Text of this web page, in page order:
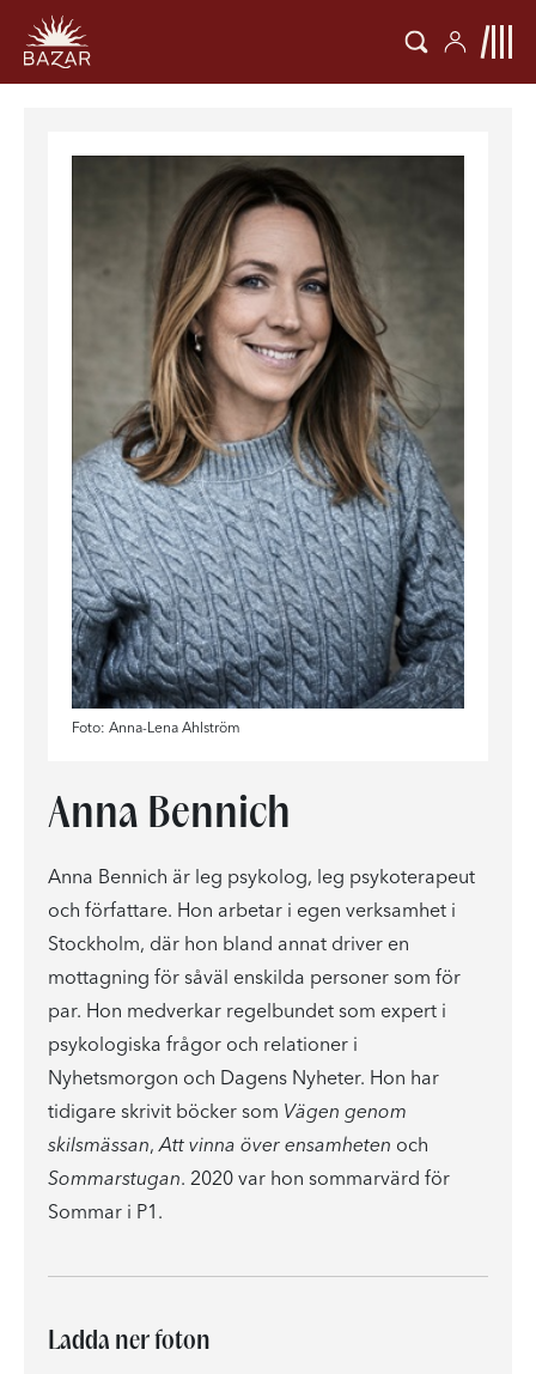
Foto: Anna-Lena Ahlström
Anna Bennich
Anna Bennich är leg psykolog, leg psykoterapeut
och författare. Hon arbetar i egen verksamhet i
Stockholm, där hon bland annat driver en
mottagning för såväl enskilda personer som för
par. Hon medverkar regelbundet som expert i
psykologiska frågor och relationer i
Nyhetsmorgon och Dagens Nyheter. Hon har
tidigare skrivit böcker som Vägen genom
skilsmässan, Att vinna över ensamheten och
Sommarstugan. 2020 var hon sommarvärd för
Sommar i P1.
Ladda ner foton